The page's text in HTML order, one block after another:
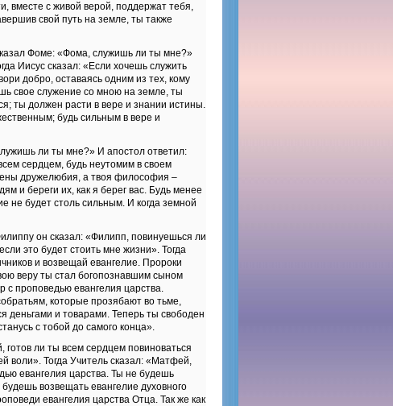
вместе с живой верой, поддержат тебя,
свой путь на земле, ты также
Фоме: «Фома, служишь ли ты мне?»
Иисус сказал: «Если хочешь служить
добро, оставаясь одним из тех, кому
свое служение со мною на земле, ты
ты должен расти в вере и знании истины.
будь сильным в вере и
ли ты мне?» И апостол ответил:
сердцем, будь неутомим в своем
дружелюбия, а твоя философия –
и береги их, как я берег вас. Будь менее
не будет столь сильным. И когда земной
он сказал: «Филипп, повинуешься ли
это будет стоить мне жизни». Тогда
и возвещай евангелие. Пророки
веру ты стал богопознавшим сыном
с проповедью евангелия царства.
которые прозябают во тьме,
деньгами и товарами. Теперь ты свободен
с тобой до самого конца».
ли ты всем сердцем повиноваться
воли». Тогда Учитель сказал: «Матфей,
евангелия царства. Ты не будешь
возвещать евангелие духовного
евангелия царства Отца. Так же как